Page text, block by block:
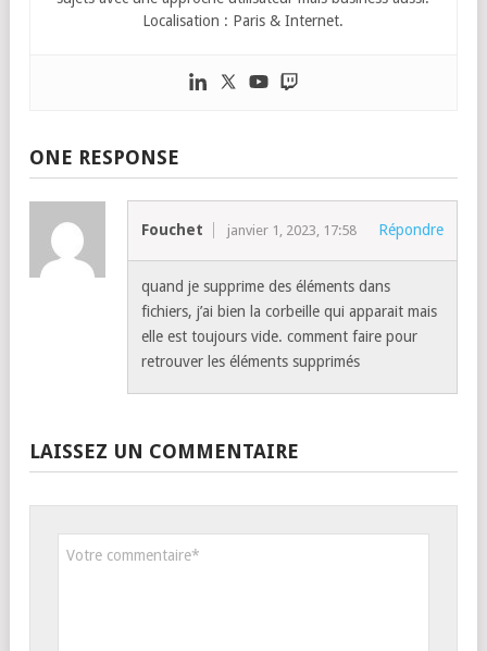
Localisation : Paris & Internet.
ONE RESPONSE
Fouchet janvier 1, 2023, 17:58 Répondre
quand je supprime des éléments dans
fichiers, j’ai bien la corbeille qui apparait mais
elle est toujours vide. comment faire pour
retrouver les éléments supprimés
LAISSEZ UN COMMENTAIRE